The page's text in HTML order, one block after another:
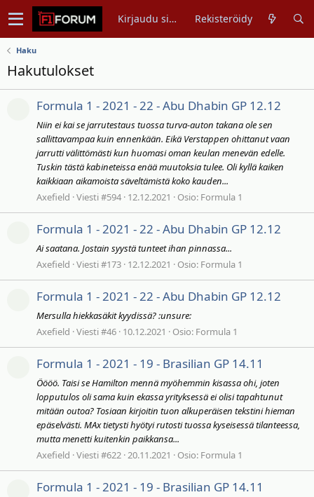
Kirjaudu sisään Rekisteröidy
Haku
Hakutulokset
Formula 1 - 2021 - 22 - Abu Dhabin GP 12.12
Niin ei kai se jarrutestaus tuossa turva-auton takana ole sen
sallittavampaa kuin ennenkään. Eikä Verstappen ohittanut vaan
jarrutti välittömästi kun huomasi oman keulan menevän edelle.
Tuskin tästä kabineteissa enää muutoksia tulee. Oli kyllä kaiken
kaikkiaan aikamoista säveltämistä koko kauden...
Axefield Viesti #594 12.12.2021 Osio: Formula 1
Formula 1 - 2021 - 22 - Abu Dhabin GP 12.12
Ai saatana. Jostain syystä tunteet ihan pinnassa...
Axefield Viesti #173 12.12.2021 Osio: Formula 1
Formula 1 - 2021 - 22 - Abu Dhabin GP 12.12
Mersulla hiekkasäkit kyydissä? :unsure:
Axefield Viesti #46 10.12.2021 Osio: Formula 1
Formula 1 - 2021 - 19 - Brasilian GP 14.11
Öööö. Taisi se Hamilton mennä myöhemmin kisassa ohi, joten
lopputulos oli sama kuin ekassa yrityksessä ei olisi tapahtunut
mitään outoa? Tosiaan kirjoitin tuon alkuperäisen tekstini hieman
epäselvästi. MAx tietysti hyötyi rutosti tuossa kyseisessä tilanteessa,
mutta menetti kuitenkin paikkansa...
Axefield Viesti #622 20.11.2021 Osio: Formula 1
Formula 1 - 2021 - 19 - Brasilian GP 14.11